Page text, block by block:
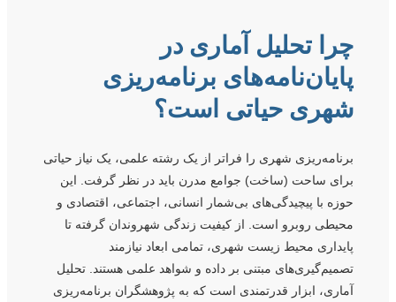
چرا تحلیل آماری در
پایان‌نامه‌های برنامه‌ریزی
شهری حیاتی است؟
برنامه‌ریزی شهری را فراتر از یک رشته علمی، یک نیاز حیاتی
برای ساحت (ساخت) جوامع مدرن باید در نظر گرفت. این
حوزه با پیچیدگی‌های بی‌شمار انسانی، اجتماعی، اقتصادی و
محیطی روبرو است. از کیفیت زندگی شهروندان گرفته تا
پایداری محیط زیست شهری، تمامی ابعاد نیازمند
تصمیم‌گیری‌های مبتنی بر داده و شواهد علمی هستند. تحلیل
آماری، ابزار قدرتمندی است که به پژوهشگران برنامه‌ریزی